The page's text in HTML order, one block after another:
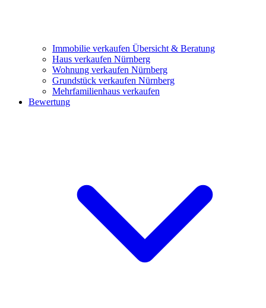
Immobilie verkaufen Übersicht & Beratung
Haus verkaufen Nürnberg
Wohnung verkaufen Nürnberg
Grundstück verkaufen Nürnberg
Mehrfamilienhaus verkaufen
Bewertung